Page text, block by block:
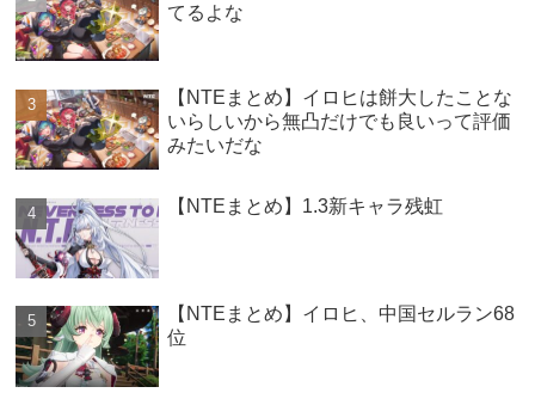
てるよな
【NTEまとめ】イロヒは餅大したことな
いらしいから無凸だけでも良いって評価
みたいだな
【NTEまとめ】1.3新キャラ残虹
【NTEまとめ】イロヒ、中国セルラン68
位